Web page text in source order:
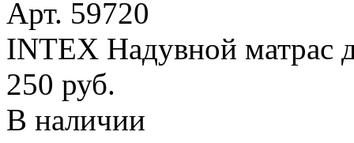
Арт. 59720
INTEX Надувной матрас
250 руб.
В наличии